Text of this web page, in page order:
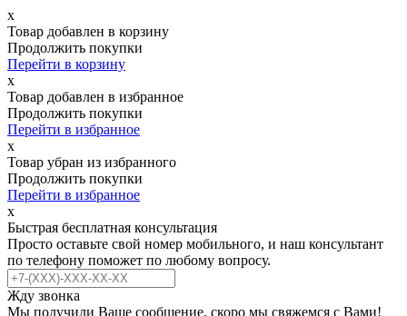
х
Товар добавлен в корзину
Продолжить покупки
Перейти в корзину
х
Товар добавлен в избранное
Продолжить покупки
Перейти в избранное
х
Товар убран из избранного
Продолжить покупки
Перейти в избранное
х
Быстрая бесплатная консультация
Просто оставьте свой номер мобильного, и наш консультант
по телефону поможет по любому вопросу.
Жду звонка
Мы получили Ваше сообщение, скоро мы свяжемся с Вами!